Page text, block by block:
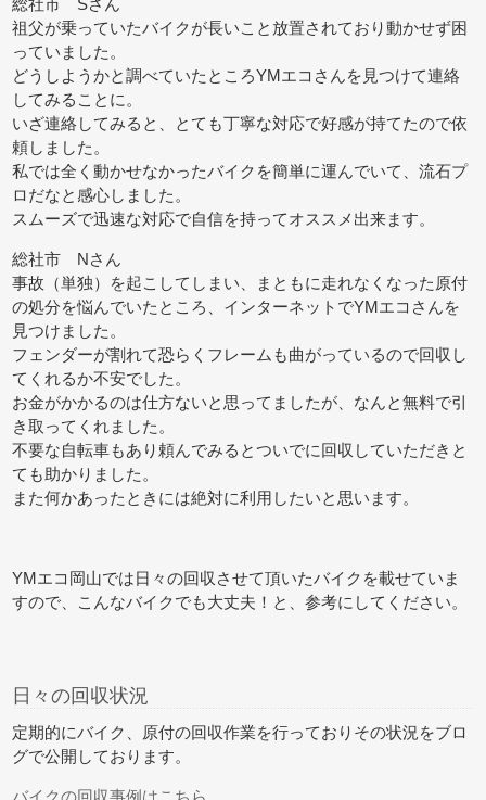
総社市 Sさん
祖父が乗っていたバイクが長いこと放置されており動かせず困
っていました。
どうしようかと調べていたところYMエコさんを見つけて連絡
してみることに。
いざ連絡してみると、とても丁寧な対応で好感が持てたので依
頼しました。
私では全く動かせなかったバイクを簡単に運んでいて、流石プ
ロだなと感心しました。
スムーズで迅速な対応で自信を持ってオススメ出来ます。
総社市 Nさん
事故（単独）を起こしてしまい、まともに走れなくなった原付
の処分を悩んでいたところ、インターネットでYMエコさんを
見つけました。
フェンダーが割れて恐らくフレームも曲がっているので回収し
てくれるか不安でした。
お金がかかるのは仕方ないと思ってましたが、なんと無料で引
き取ってくれました。
不要な自転車もあり頼んでみるとついでに回収していただきと
ても助かりました。
また何かあったときには絶対に利用したいと思います。
YMエコ岡山では日々の回収させて頂いたバイクを載せていま
すので、こんなバイクでも大丈夫！と、参考にしてください。
日々の回収状況
定期的にバイク、原付の回収作業を行っておりその状況をブロ
グで公開しております。
バイクの回収事例はこちら